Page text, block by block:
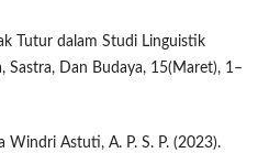
Tutur dalam Studi Linguistik
Sastra, Dan Budaya, 15(Maret), 1–
Astuti, A. P. S. P. (2023).